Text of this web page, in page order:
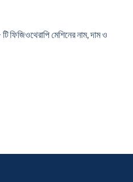
ফিজিওথেরাপি মেশিনের নাম, দাম ও